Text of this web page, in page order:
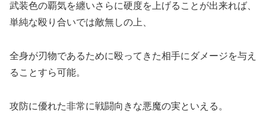
武装色の覇気を纏いさらに硬度を上げることが出来れば、
単純な殴り合いでは敵無しの上、
全身が刃物であるために殴ってきた相手にダメージを与え
ることすら可能。
攻防に優れた非常に戦闘向きな悪魔の実といえる。